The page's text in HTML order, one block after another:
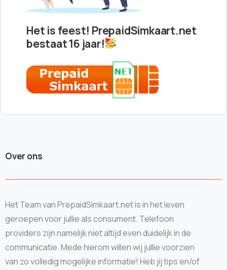
Het is feest! PrepaidSimkaart.net
bestaat 16 jaar!
Over ons
Het Team van PrepaidSimkaart.net is in het leven
geroepen voor jullie als consument. Telefoon
providers zijn namelijk niet altijd even duidelijk in de
communicatie. Mede hierom willen wij jullie voorzien
van zo volledig mogelijke informatie! Heb jij tips en/of